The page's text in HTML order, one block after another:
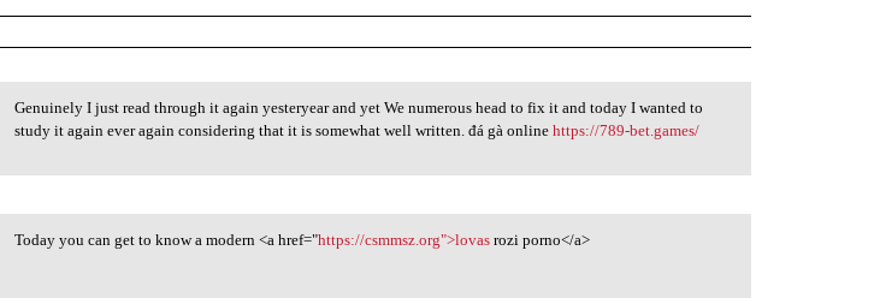
Genuinely I just read through
Genuinely I just read through it again yesteryear and yet We numerous head to fix it and today I wanted to
study it again ever again considering that it is somewhat well written. đá gà onlinehttps://789-bet.games/
Today you can get to know a
Today you can get to know a modern <a href="https://csmmsz.org">lovas rozi porno</a>